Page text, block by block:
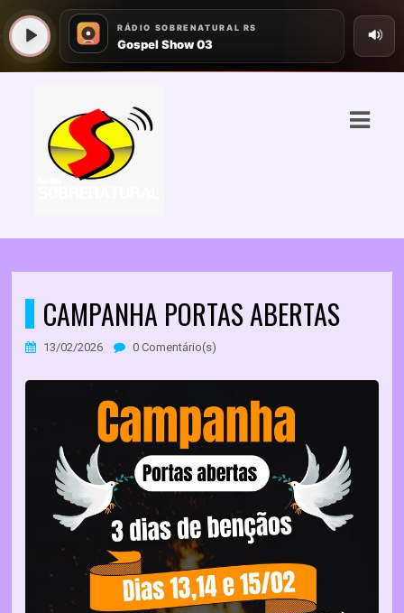
CAMPANHA PORTAS ABERTAS
13/02/2026 0 Comentário(s)